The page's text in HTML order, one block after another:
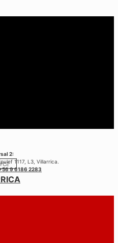
2:
1117, L3, Villarrica.
9 6186 2283